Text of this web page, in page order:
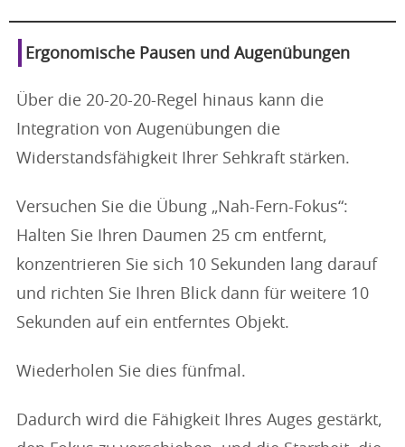
Ergonomische Pausen und Augenübungen
Über die 20-20-20-Regel hinaus kann die
Integration von Augenübungen die
Widerstandsfähigkeit Ihrer Sehkraft stärken.
Versuchen Sie die Übung „Nah-Fern-Fokus“:
Halten Sie Ihren Daumen 25 cm entfernt,
konzentrieren Sie sich 10 Sekunden lang darauf
und richten Sie Ihren Blick dann für weitere 10
Sekunden auf ein entferntes Objekt.
Wiederholen Sie dies fünfmal.
Dadurch wird die Fähigkeit Ihres Auges gestärkt,